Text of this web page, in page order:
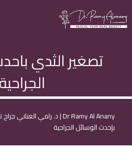
تصغير الثدي
الجراحية
Dr Ramy Al Anany | د. رامي العناني جراح تجميل
بإحدث الوسائل الجراحية